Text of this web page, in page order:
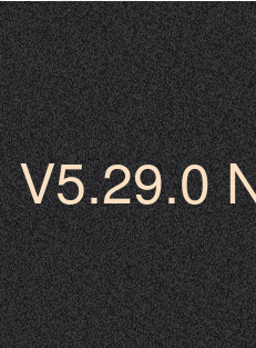
V5.29.0